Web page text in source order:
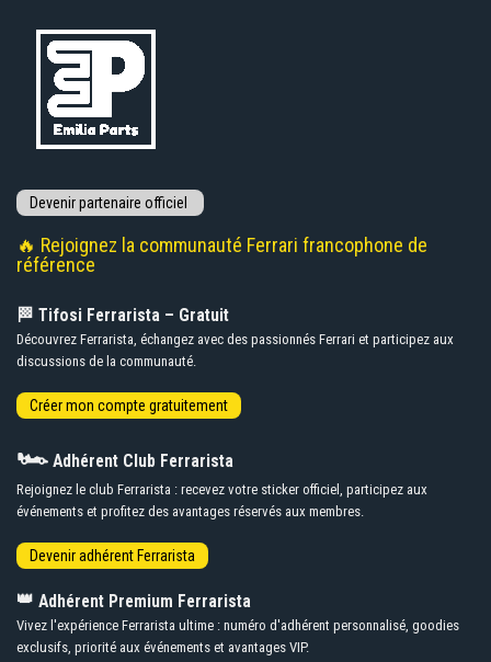
🔥 Rejoignez la communauté Ferrari francophone de
référence
🏁 Tifosi Ferrarista – Gratuit
Découvrez Ferrarista, échangez avec des passionnés Ferrari et participez aux
discussions de la communauté.
🏎️ Adhérent Club Ferrarista
Rejoignez le club Ferrarista : recevez votre sticker officiel, participez aux
événements et profitez des avantages réservés aux membres.
👑 Adhérent Premium Ferrarista
Vivez l'expérience Ferrarista ultime : numéro d'adhérent personnalisé, goodies
exclusifs, priorité aux événements et avantages VIP.